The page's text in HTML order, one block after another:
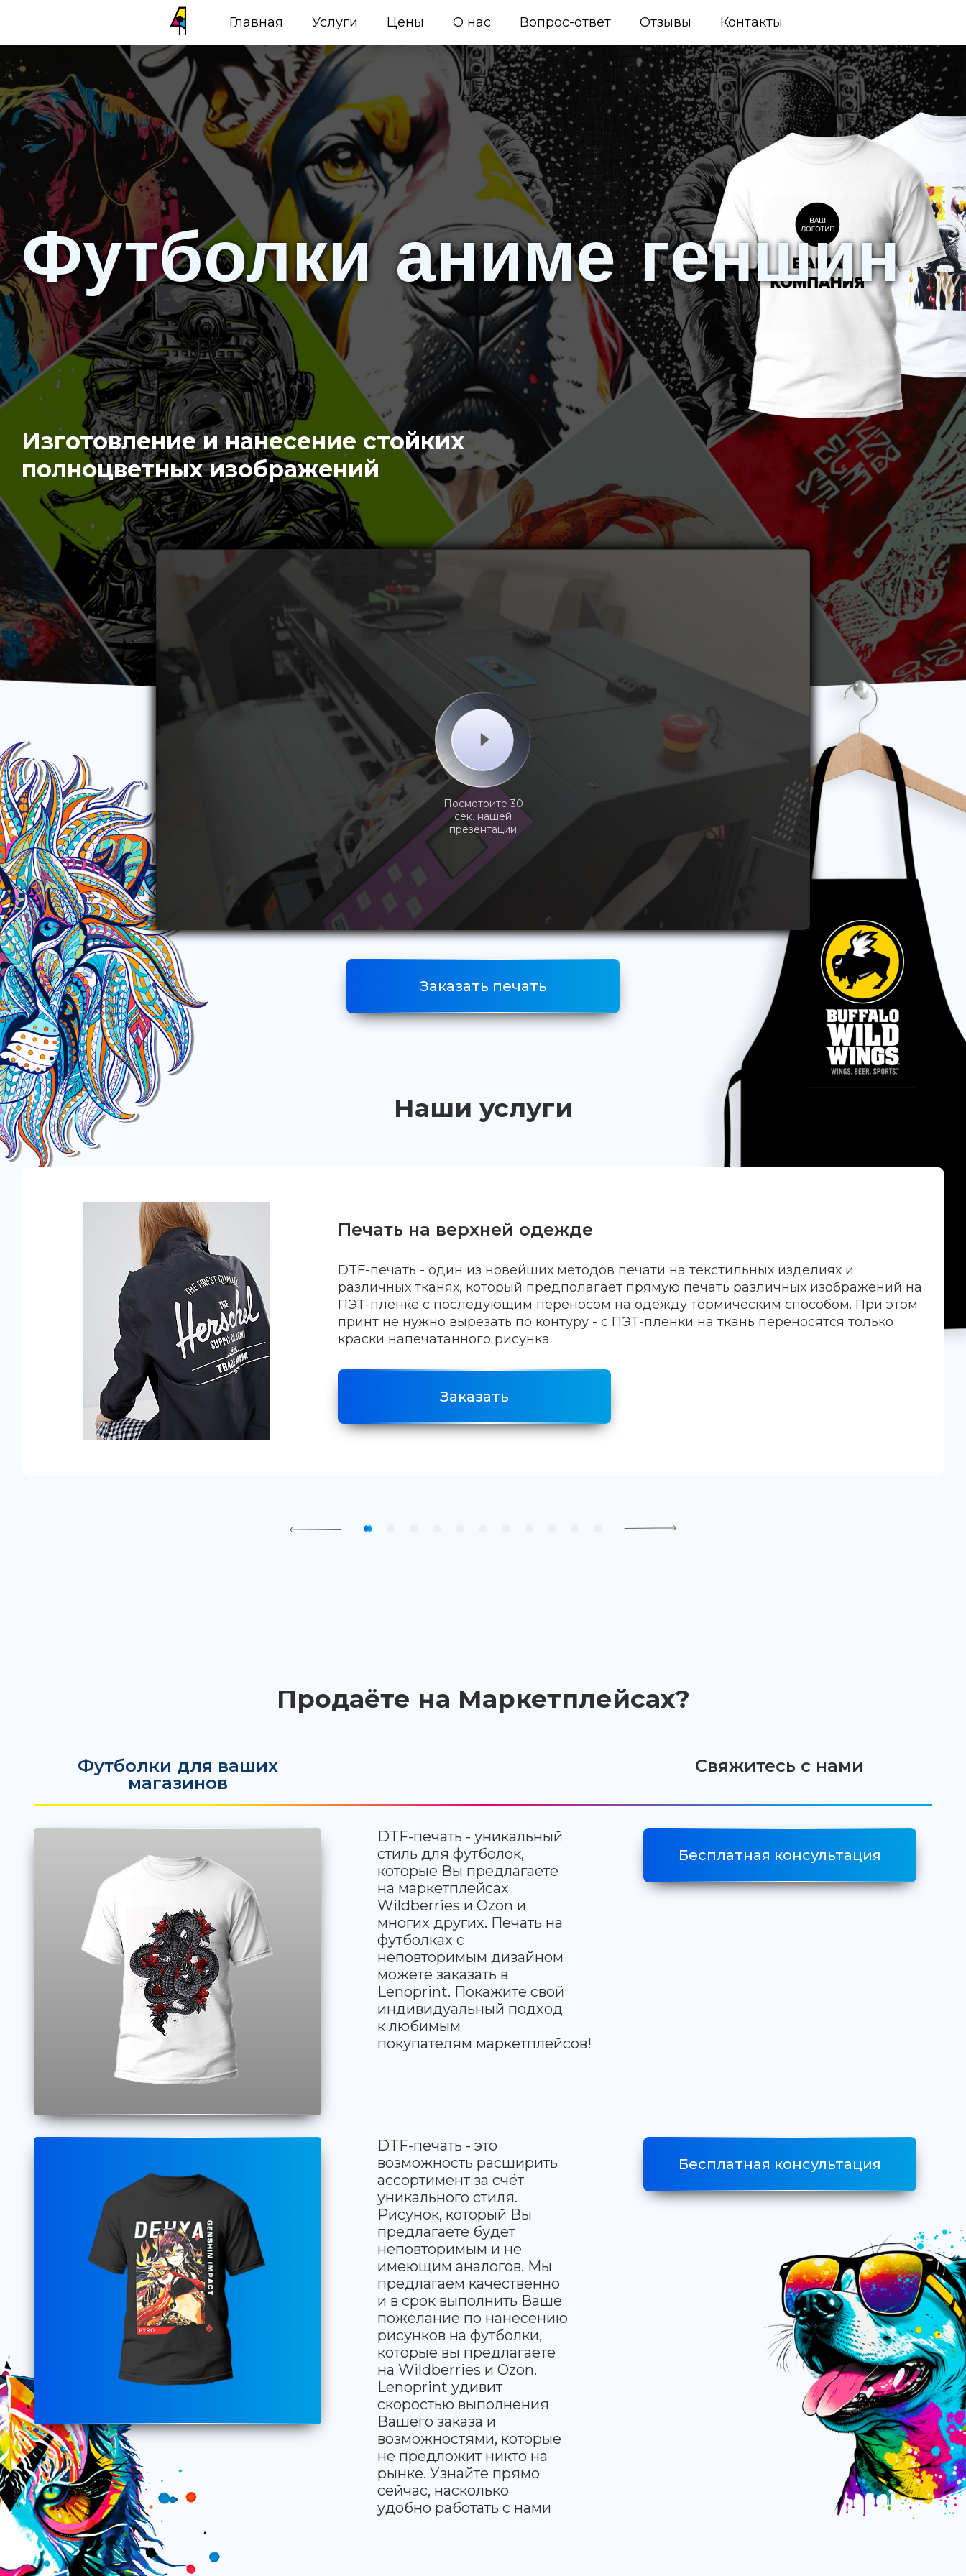
Главная Услуги Цены О нас Вопрос-ответ Отзывы Контакты
Футболки аниме геншин
Изготовление и нанесение стойких
полноцветных изображений
Посмотрите 30
сек. нашей
презентации
Заказать печать
Наши услуги
Печать на верхней одежде
DTF-печать - один из новейших методов печати на текстильных изделиях и
различных тканях, который предполагает прямую печать различных изображений на
ПЭТ-пленке с последующим переносом на одежду термическим способом. При этом
принт не нужно вырезать по контуру - с ПЭТ-пленки на ткань переносятся только
краски напечатанного рисунка.
Заказать
Продаёте на Маркетплейсах?
Футболки для ваших
магазинов
Свяжитесь с нами
DTF-печать - уникальный
стиль для футболок,
которые Вы предлагаете
на маркетплейсах
Wildberries и Ozon и
многих других. Печать на
футболках с
неповторимым дизайном
можете заказать в
Lenoprint. Покажите свой
индивидуальный подход
к любимым
покупателям маркетплейсов!
Бесплатная консультация
DTF-печать - это
возможность расширить
ассортимент за счёт
уникального стиля.
Рисунок, который Вы
предлагаете будет
неповторимым и не
имеющим аналогов. Мы
предлагаем качественно
и в срок выполнить Ваше
пожелание по нанесению
рисунков на футболки,
которые вы предлагаете
на Wildberries и Ozon.
Lenoprint удивит
скоростью выполнения
Вашего заказа и
возможностями, которые
не предложит никто на
рынке. Узнайте прямо
сейчас, насколько
удобно работать с нами
Бесплатная консультация